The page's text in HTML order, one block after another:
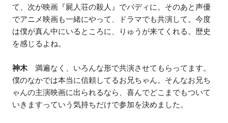
て、次が映画『屍人荘の殺人』でバディに。そのあと声優
でアニメ映画も一緒にやって、ドラマでも共演して。今度
は僕が真ん中にいるところに、りゅうが来てくれる。歴史
を感じるよね。
神木満遍なく、いろんな形で共演させてもらってます。
僕のなかでは本当に信頼してるお兄ちゃん。そんなお兄ち
ゃんの主演映画に出られるなら、喜んでどこまでもついて
いきますっていう気持ちだけで参加を決めました。